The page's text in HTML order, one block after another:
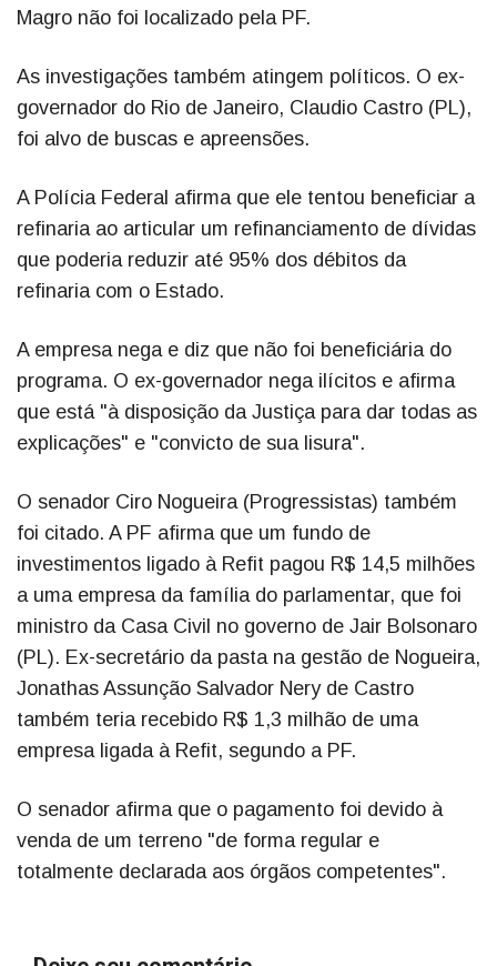
Magro não foi localizado pela PF.
As investigações também atingem políticos. O ex-
governador do Rio de Janeiro, Claudio Castro (PL),
foi alvo de buscas e apreensões.
A Polícia Federal afirma que ele tentou beneficiar a
refinaria ao articular um refinanciamento de dívidas
que poderia reduzir até 95% dos débitos da
refinaria com o Estado.
A empresa nega e diz que não foi beneficiária do
programa. O ex-governador nega ilícitos e afirma
que está "à disposição da Justiça para dar todas as
explicações" e "convicto de sua lisura".
O senador Ciro Nogueira (Progressistas) também
foi citado. A PF afirma que um fundo de
investimentos ligado à Refit pagou R$ 14,5 milhões
a uma empresa da família do parlamentar, que foi
ministro da Casa Civil no governo de Jair Bolsonaro
(PL). Ex-secretário da pasta na gestão de Nogueira,
Jonathas Assunção Salvador Nery de Castro
também teria recebido R$ 1,3 milhão de uma
empresa ligada à Refit, segundo a PF.
O senador afirma que o pagamento foi devido à
venda de um terreno "de forma regular e
totalmente declarada aos órgãos competentes".